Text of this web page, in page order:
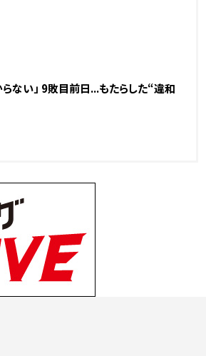
ない」 9敗目前日...もたらした“違和